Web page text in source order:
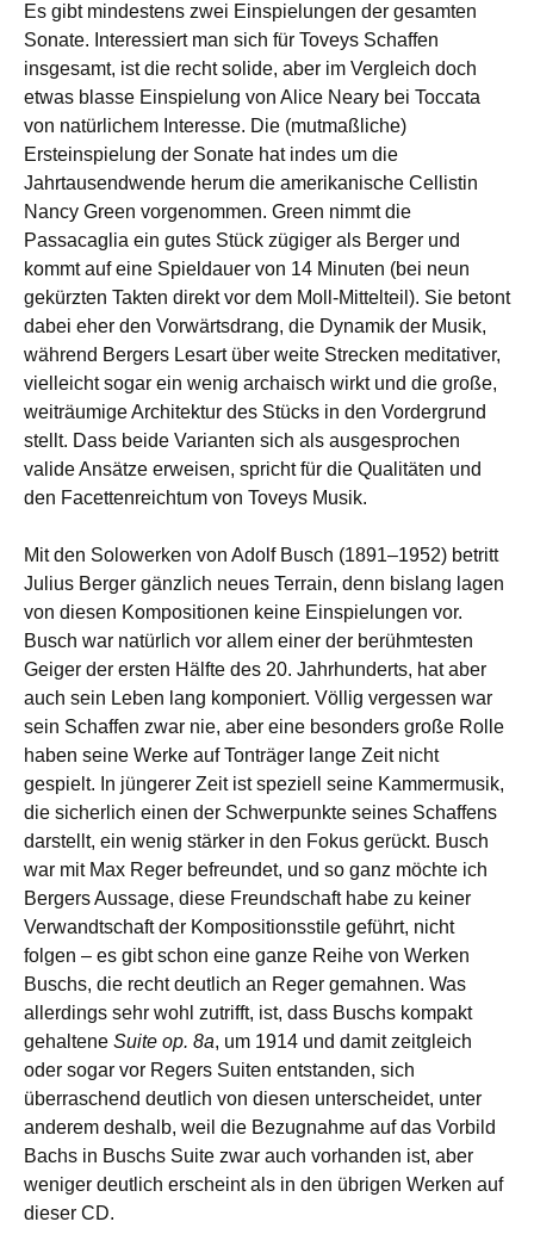
Es gibt mindestens zwei Einspielungen der gesamten
Sonate. Interessiert man sich für Toveys Schaffen
insgesamt, ist die recht solide, aber im Vergleich doch
etwas blasse Einspielung von Alice Neary bei Toccata
von natürlichem Interesse. Die (mutmaßliche)
Ersteinspielung der Sonate hat indes um die
Jahrtausendwende herum die amerikanische Cellistin
Nancy Green vorgenommen. Green nimmt die
Passacaglia ein gutes Stück zügiger als Berger und
kommt auf eine Spieldauer von 14 Minuten (bei neun
gekürzten Takten direkt vor dem Moll-Mittelteil). Sie betont
dabei eher den Vorwärtsdrang, die Dynamik der Musik,
während Bergers Lesart über weite Strecken meditativer,
vielleicht sogar ein wenig archaisch wirkt und die große,
weiträumige Architektur des Stücks in den Vordergrund
stellt. Dass beide Varianten sich als ausgesprochen
valide Ansätze erweisen, spricht für die Qualitäten und
den Facettenreichtum von Toveys Musik.
Mit den Solowerken von Adolf Busch (1891–1952) betritt
Julius Berger gänzlich neues Terrain, denn bislang lagen
von diesen Kompositionen keine Einspielungen vor.
Busch war natürlich vor allem einer der berühmtesten
Geiger der ersten Hälfte des 20. Jahrhunderts, hat aber
auch sein Leben lang komponiert. Völlig vergessen war
sein Schaffen zwar nie, aber eine besonders große Rolle
haben seine Werke auf Tonträger lange Zeit nicht
gespielt. In jüngerer Zeit ist speziell seine Kammermusik,
die sicherlich einen der Schwerpunkte seines Schaffens
darstellt, ein wenig stärker in den Fokus gerückt. Busch
war mit Max Reger befreundet, und so ganz möchte ich
Bergers Aussage, diese Freundschaft habe zu keiner
Verwandtschaft der Kompositionsstile geführt, nicht
folgen – es gibt schon eine ganze Reihe von Werken
Buschs, die recht deutlich an Reger gemahnen. Was
allerdings sehr wohl zutrifft, ist, dass Buschs kompakt
gehaltene Suite op. 8a, um 1914 und damit zeitgleich
oder sogar vor Regers Suiten entstanden, sich
überraschend deutlich von diesen unterscheidet, unter
anderem deshalb, weil die Bezugnahme auf das Vorbild
Bachs in Buschs Suite zwar auch vorhanden ist, aber
weniger deutlich erscheint als in den übrigen Werken auf
dieser CD.